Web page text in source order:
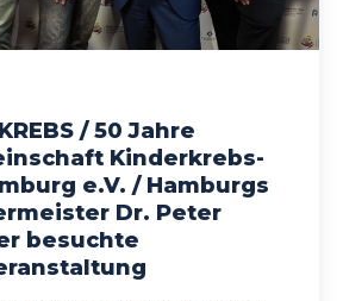
/ 50 Jahre
Kinderkrebs-
e.V. / Hamburgs
Dr. Peter
besuchte